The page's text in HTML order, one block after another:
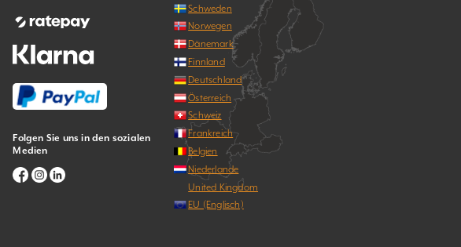
Folgen Sie uns in den sozialen
Medien
Schweden
Norwegen
Dänemark
Finnland
Deutschland
Österreich
Schweiz
Frankreich
Belgien
Niederlande
United Kingdom
EU (Englisch)